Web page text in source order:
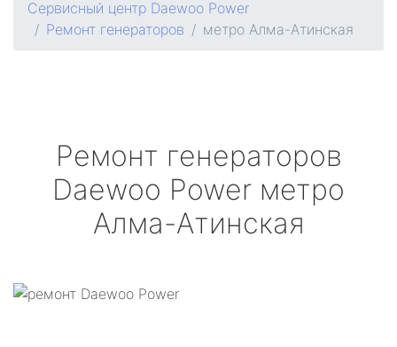
Сервисный центр Daewoo Power
Ремонт генераторов
метро Алма-Атинская
Ремонт генераторов
Daewoo Power метро
Алма-Атинская